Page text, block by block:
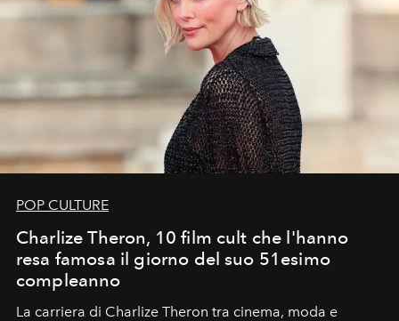
POP CULTURE
Charlize Theron, 10 film cult che l'hanno
resa famosa il giorno del suo 51esimo
compleanno
La carriera di Charlize Theron tra cinema, moda e